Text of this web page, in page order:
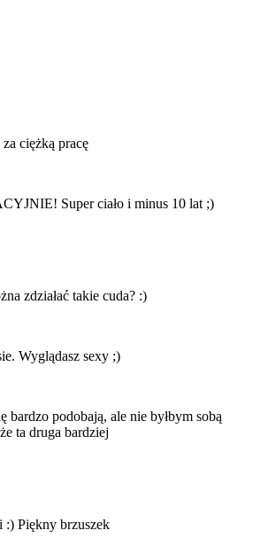
ciężką pracę
Super ciało i minus 10 lat ;)
zdziałać takie cuda? :)
Wyglądasz sexy ;)
bardzo podobają, ale nie byłbym sobą
ta druga bardziej
:) Piękny brzuszek